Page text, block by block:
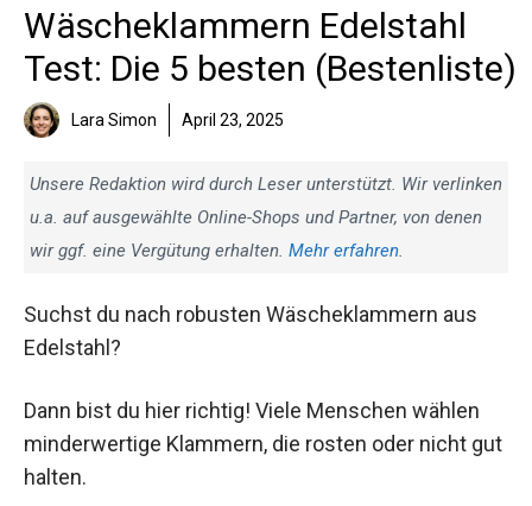
Wäscheklammern Edelstahl
Test: Die 5 besten (Bestenliste)
Lara Simon April 23, 2025
Unsere Redaktion wird durch Leser unterstützt. Wir verlinken
u.a. auf ausgewählte Online-Shops und Partner, von denen
wir ggf. eine Vergütung erhalten. Mehr erfahren.
Suchst du nach robusten Wäscheklammern aus
Edelstahl?
Dann bist du hier richtig! Viele Menschen wählen
minderwertige Klammern, die rosten oder nicht gut
halten.